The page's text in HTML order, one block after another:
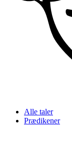
Alle taler
Prædikener